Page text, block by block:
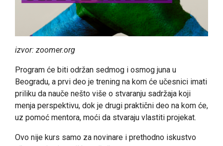
izvor: zoomer.org
Program će biti održan sedmog i osmog juna u
Beogradu, a prvi deo je trening na kom će učesnici imati
priliku da nauče nešto više o stvaranju sadržaja koji
menja perspektivu, dok je drugi praktični deo na kom će,
uz pomoć mentora, moći da stvaraju vlastiti projekat.
Ovo nije kurs samo za novinare i prethodno iskustvo